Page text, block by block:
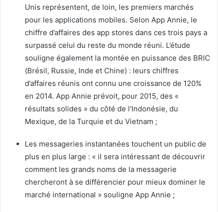
Unis représentent, de loin, les premiers marchés
pour les applications mobiles. Selon App Annie, le
chiffre d’affaires des app stores dans ces trois pays a
surpassé celui du reste du monde réuni. L’étude
souligne également la montée en puissance des BRIC
(Brésil, Russie, Inde et Chine) : leurs chiffres
d’affaires réunis ont connu une croissance de 120%
en 2014. App Annie prévoit, pour 2015, des «
résultats solides » du côté de l’Indonésie, du
Mexique, de la Turquie et du Vietnam ;
Les messageries instantanées touchent un public de
plus en plus large : « il sera intéressant de découvrir
comment les grands noms de la messagerie
chercheront à se différencier pour mieux dominer le
marché international » souligne App Annie ;